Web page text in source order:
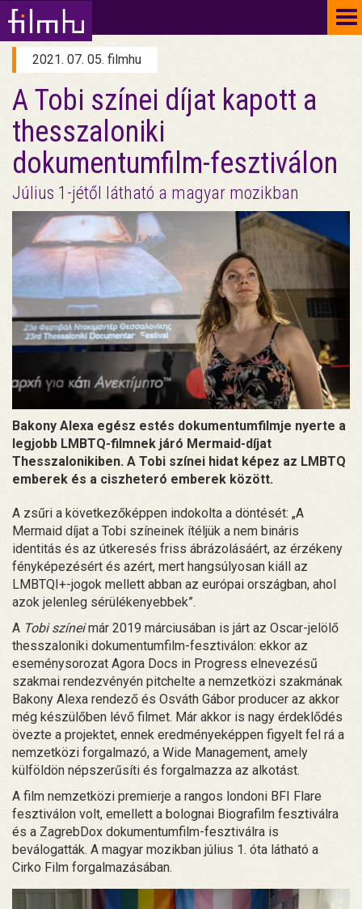
2021. 07. 05. filmhu
A Tobi színei díjat kapott a
thesszaloniki
dokumentumfilm-fesztiválon
Július 1-jétől látható a magyar mozikban
Bakony Alexa egész estés dokumentumfilmje nyerte a
legjobb LMBTQ-filmnek járó Mermaid-díjat
Thesszalonikiben. A Tobi színei hidat képez az LMBTQ
emberek és a ciszheteró emberek között.
A zsűri a következőképpen indokolta a döntését: „A
Mermaid díjat a Tobi színeinek ítéljük a nem bináris
identitás és az útkeresés friss ábrázolásáért, az érzékeny
fényképezésért és azért, mert hangsúlyosan kiáll az
LMBTQI+-jogok mellett abban az európai országban, ahol
azok jelenleg sérülékenyebbek”.
A Tobi színeimár 2019 márciusában is járt az Oscar-jelölő
thesszaloniki dokumentumfilm-fesztiválon: ekkor az
eseménysorozat Agora Docs in Progress elnevezésű
szakmai rendezvényén pitchelte a nemzetközi szakmának
Bakony Alexa rendező és Osváth Gábor producer az akkor
még készülőben lévő filmet. Már akkor is nagy érdeklődés
övezte a projektet, ennek eredményeképpen figyelt fel rá a
nemzetközi forgalmazó, a Wide Management, amely
külföldön népszerűsíti és forgalmazza az alkotást.
A film nemzetközi premierje a rangos londoni BFI Flare
fesztiválon volt, emellett a bolognai Biografilm fesztiválra
és a ZagrebDox dokumentumfilm-fesztiválra is
beválogatták. A magyar mozikban július 1. óta látható a
Cirko Film forgalmazásában.